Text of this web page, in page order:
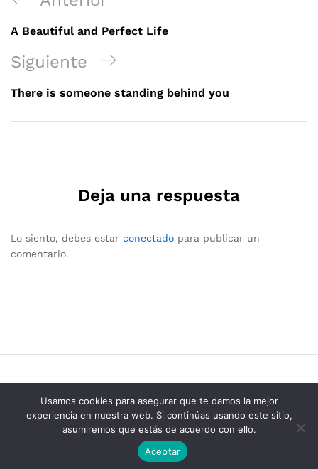
de
entradas
Anterior
A Beautiful and Perfect Life
Próximo
Post
Siguiente
There is someone standing behind you
Deja una respuesta
Lo siento, debes estar conectado para publicar un
comentario.
Grupo Consolidados de Electricos © 2025
Usamos cookies para asegurar que te damos la mejor
experiencia en nuestra web. Si continúas usando este sitio,
asumiremos que estás de acuerdo con ello.
Aceptar